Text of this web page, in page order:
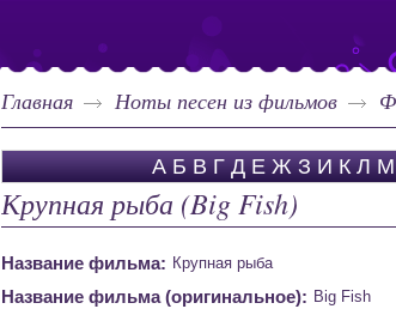
Главная Ноты песен из фильмов
А Б В Г Д Е Ж З И К Л М
Крупная рыба (Big Fish)
Название фильма: Крупная рыба
Название фильма (оригинальное): Big Fish